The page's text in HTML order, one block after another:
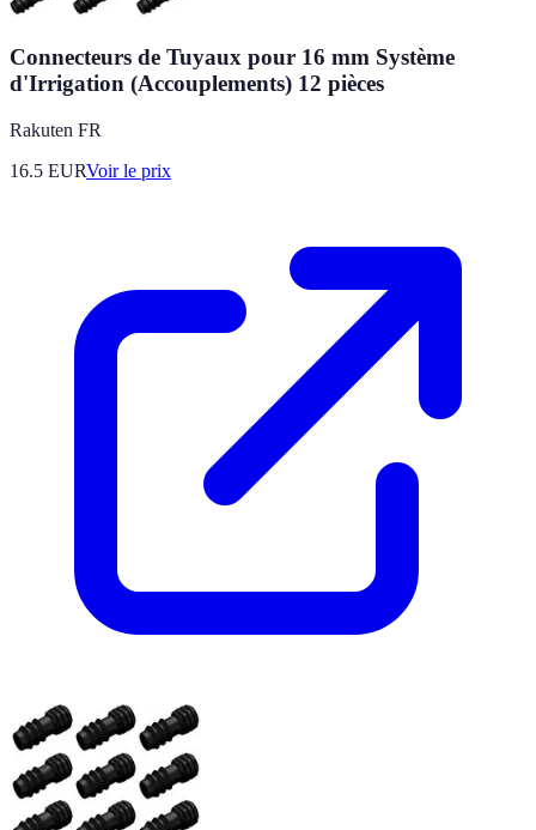
Connecteurs de Tuyaux pour 16 mm Système
d'Irrigation (Accouplements) 12 pièces
Rakuten FR
16.5 EURVoir le prix